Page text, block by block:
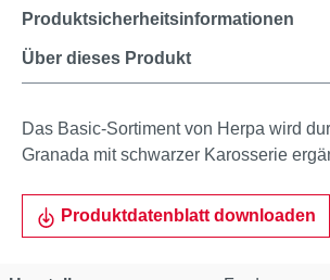
Über dieses Produkt
Produktsicherheitsinformationen
Das Basic-Sortiment von Herpa wird
Granada mit schwarzer Karosserie
Produktdatenblatt downloaden